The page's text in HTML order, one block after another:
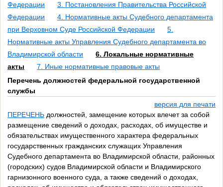
Федерации
3. Постановления Правительства Российской
Федерации
4. Нормативные акты Судебного департамента
при Верховном Суде Российской Федерации
5.
Нормативные акты Управления Судебного департамента во
Владимирской области
6. Локальные нормативные
акты
7. Иные нормативные правовые акты
Перечень должностей федеральной государственной
службы
версия для печати
ПЕРЕЧЕНЬ должностей, замещение которых влечет за собой
размещение сведений о доходах, расходах, об имуществе и
обязательствах имущественного характера федеральных
государственных гражданских служащих Управления
Судебного департамента во Владимирской области, районных
(городских) судов Владимирской области и Владимирского
гарнизонного военного суда, а также сведений о доходах,